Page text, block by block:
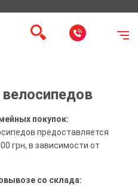
покупок:
предоставляется
грн, в зависимости от
со склада: